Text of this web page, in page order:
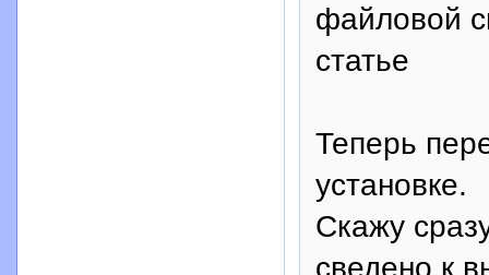
файловой
статье
Теперь
установке.
Скажу
сведено к